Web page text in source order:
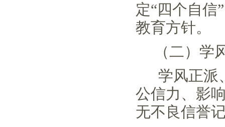
定“四个自信
教育方针。
（二） 学
学风正派
公信力、影
无不良信誉